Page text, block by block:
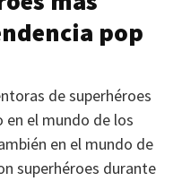
pop
de superhéroes
el mundo de los
en el mundo de
superhéroes durante